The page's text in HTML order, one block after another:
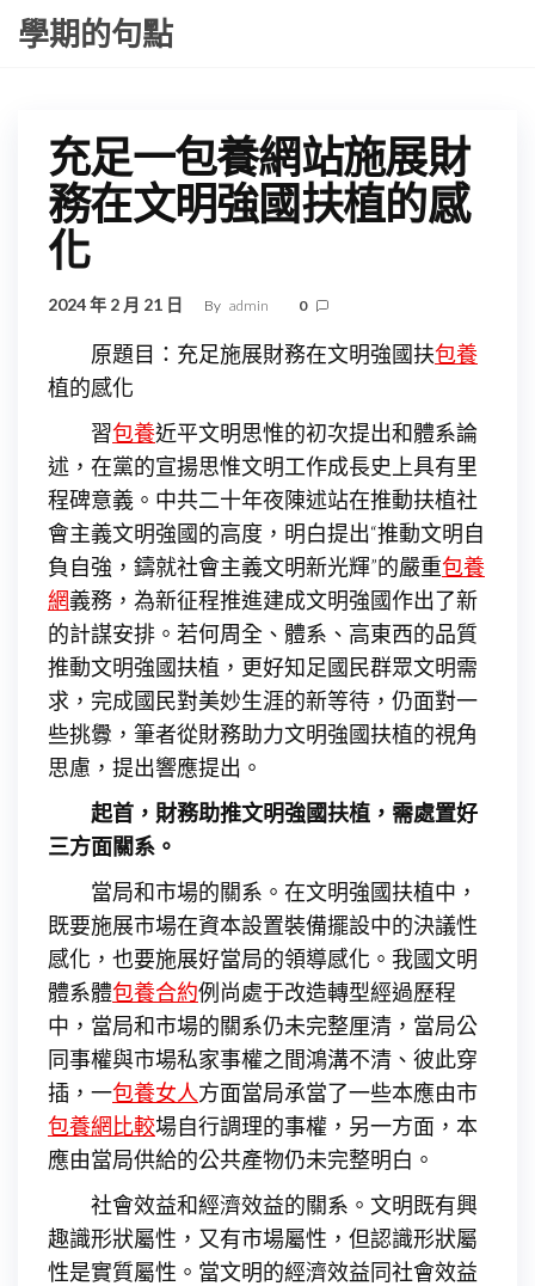
Skip學期的句點
充足一包養網站施展財
務在文明強國扶植的感
化
2024 年 2 月 21 日 By admin 0
原題目：充足施展財務在文明強國扶包養
植的感化
習包養近平文明思惟的初次提出和體系論
述，在黨的宣揚思惟文明工作成長史上具有里
程碑意義。中共二十年夜陳述站在推動扶植社
會主義文明強國的高度，明白提出“推動文明自
負自強，鑄就社會主義文明新光輝”的嚴重包養
網義務，為新征程推進建成文明強國作出了新
的計謀安排。若何周全、體系、高東西的品質
推動文明強國扶植，更好知足國民群眾文明需
求，完成國民對美妙生涯的新等待，仍面對一
些挑釁，筆者從財務助力文明強國扶植的視角
思慮，提出響應提出。
起首，財務助推文明強國扶植，需處置好
三方面關系。
當局和市場的關系。在文明強國扶植中，
既要施展市場在資本設置裝備擺設中的決議性
感化，也要施展好當局的領導感化。我國文明
體系體包養合約例尚處于改造轉型經過歷程
中，當局和市場的關系仍未完整厘清，當局公
同事權與市場私家事權之間鴻溝不清、彼此穿
插，一包養女人方面當局承當了一些本應由市
包養網比較場自行調理的事權，另一方面，本
應由當局供給的公共產物仍未完整明白。
社會效益和經濟效益的關系。文明既有興
趣識形狀屬性，又有市場屬性，但認識形狀屬
性是實質屬性。當文明的經濟效益同社會效益